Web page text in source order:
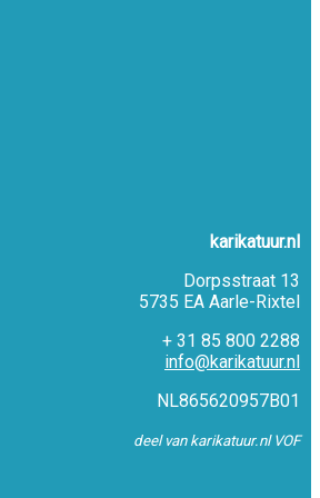
karikatuur.nl
Dorpsstraat 13
5735 EA Aarle-Rixtel
+ 31 85 800 2288
info@karikatuur.nl
NL865620957B01
deel van karikatuur.nl VOF